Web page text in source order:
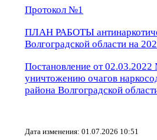
Протокол №1
ПЛАН РАБОТЫ
Волгоградской области на
Постановление от
уничтожению очагов
района Волгоградской
Дата изменения: 01.07.2026 10:51